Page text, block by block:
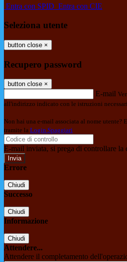
Entra con SPID Entra con CIE
Seleziona utente
button close ×
Recupero password
button close ×
E-mail
all'indirizzo indicato con le istruzioni
Non hai una e-mail associata al nome utente?
tramite la Login Spaggiari
E-mail inviata, si prega di controllare la
Errore
Chiudi
Successo
Chiudi
Informazione
Chiudi
Attendere...
Attendere il completamento